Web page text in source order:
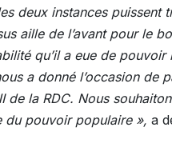
deux instances puissent
aille de l’avant pour le
qu’il a eue de
a donné l’occasion de
de la RDC. Nous
du pouvoir populaire », a